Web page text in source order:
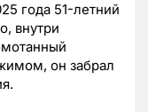
года 51-летний
внутри
он забрал